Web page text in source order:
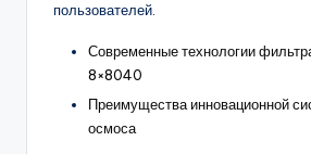
пользователей.
Современные технологии
8×8040
Преимущества инновационной
осмоса